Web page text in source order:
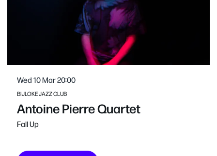
Antoine Pierre Quartet
Fall Up
BIJLOKE JAZZ CLUB
Wed 10 Mar20:00